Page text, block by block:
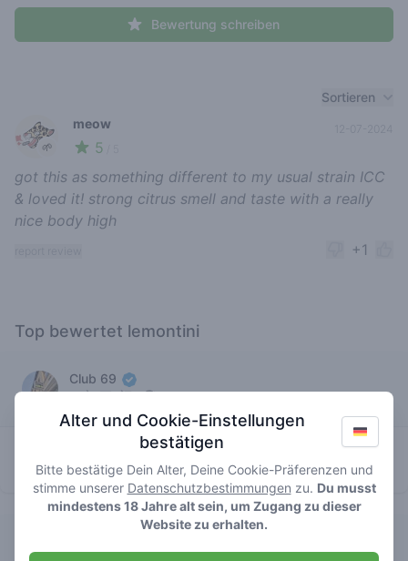
Bewertung schreiben
Sortieren
🌱
meow
5
got this as something different to my usual strain ICC
& loved it! strong citrus smell and taste with a really
nice body high
+1
Top bewertet lemontini
Club 69
Eigenmarke
€€€€
Alter und Cookie-Einstellungen
bestätigen
Bitte bestätige Dein Alter, Deine Cookie-Präferenzen und
stimme unserer Datenschutzbestimmungen zu. Du musst
mindestens 18 Jahre alt sein, um Zugang zu dieser
Website zu erhalten.